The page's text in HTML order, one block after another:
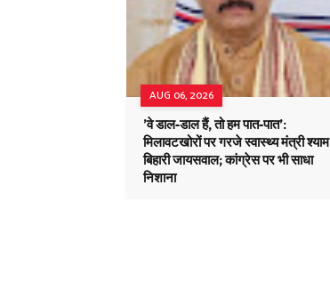
AUG 06, 2026
'वे डाल-डाल हैं, तो हम पात-पात':
मिलावटखोरों पर गरजे स्वास्थ्य मंत्री श्याम
बिहारी जायसवाल; कांग्रेस पर भी साधा
निशाना